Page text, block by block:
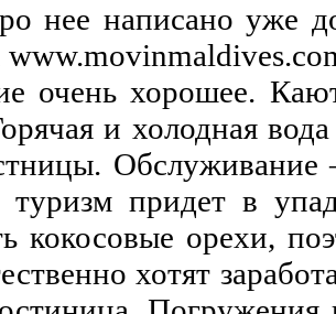
нее написано уже
очень хорошее.
и холодная
придет в
кокосовые орехи,
хотят